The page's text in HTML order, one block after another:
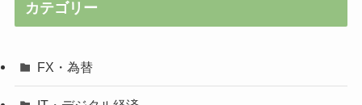
カテゴリー
FX・為替